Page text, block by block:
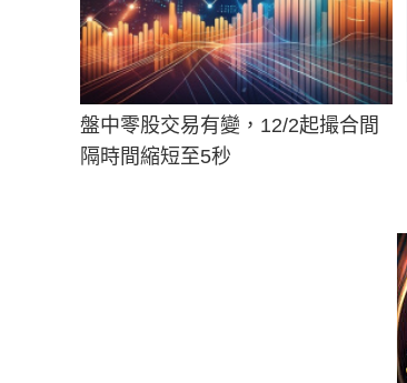
盤中零股交易有變，12/2起撮合間
隔時間縮短至5秒